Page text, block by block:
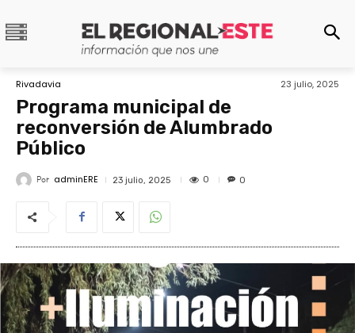
Rivadavia 23 julio, 2025
Programa municipal de
reconversión de Alumbrado
Público
Por adminERE 23 julio, 2025 0 0